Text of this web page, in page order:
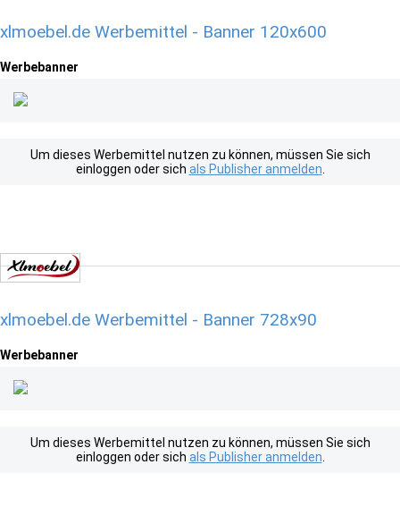
xlmoebel.de Werbemittel - Banner 120x600
Werbebanner
Um dieses Werbemittel nutzen zu können, müssen Sie sich
einloggen oder sich als Publisher anmelden
xlmoebel.de Werbemittel - Banner 728x90
Werbebanner
Um dieses Werbemittel nutzen zu können, müssen Sie sich
einloggen oder sich als Publisher anmelden